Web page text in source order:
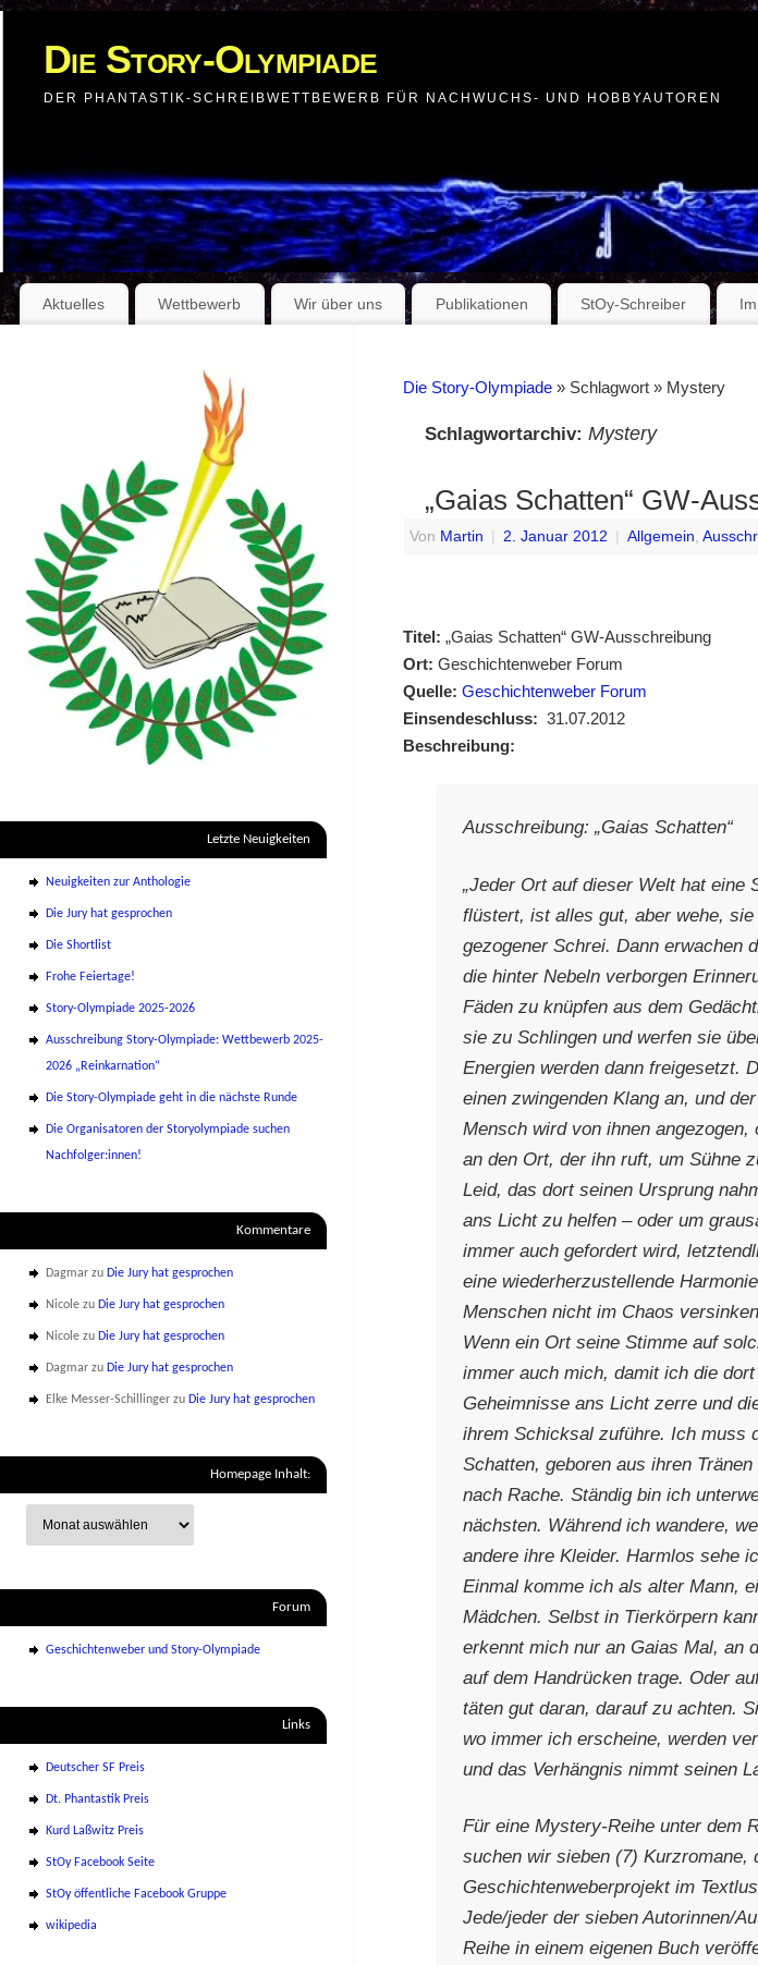
Die Story-Olympiade
DER PHANTASTIK-SCHREIBWETTBEWERB FÜR NACHWUCHS- UND HOBBYAUTOREN
Aktuelles Wettbewerb Wir über uns Publikationen StOy-Schreiber
Die Story-Olympiade » Schlagwort » Mystery
Schlagwortarchiv: Mystery
„Gaias Schatten“ GW-
Von Martin 2. Januar 2012 Allgemein,
Titel: „Gaias Schatten“ GW-Ausschreibung
Ort: Geschichtenweber Forum
Quelle: Geschichtenweber Forum
Einsendeschluss: 31.07.2012
Beschreibung:
Ausschreibung: „Gaias Schatten“
„Jeder Ort auf dieser Welt hat eine
flüstert, ist alles gut, aber wehe,
gezogener Schrei. Dann erwachen
die hinter Nebeln verborgen
Fäden zu knüpfen aus dem
sie zu Schlingen und werfen sie
Energien werden dann freigesetzt.
einen zwingenden Klang an, und
Mensch wird von ihnen
an den Ort, der ihn ruft, um Sühne
Leid, das dort seinen Ursprung
ans Licht zu helfen – oder um
immer auch gefordert wird,
eine wiederherzustellende
Menschen nicht im Chaos versinken.
Wenn ein Ort seine Stimme auf
immer auch mich, damit ich die
Geheimnisse ans Licht zerre und
ihrem Schicksal zuführe. Ich muss
Schatten, geboren aus ihren
nach Rache. Ständig bin ich
nächsten. Während ich wandere,
andere ihre Kleider. Harmlos sehe
Einmal komme ich als alter Mann,
Mädchen. Selbst in Tierkörpern
erkennt mich nur an Gaias Mal, an
auf dem Handrücken trage. Oder
täten gut daran, darauf zu achten.
wo immer ich erscheine, werden
und das Verhängnis nimmt seinen
Für eine Mystery-Reihe unter dem
suchen wir sieben (7) Kurzromane,
Geschichtenweberprojekt im
Jede/jeder der sieben Autorinnen/
Reihe in einem eigenen Buch
Letzte Neuigkeiten
Neuigkeiten zur Anthologie
Die Jury hat gesprochen
Die Shortlist
Frohe Feiertage!
Story-Olympiade 2025-2026
Ausschreibung Story-Olympiade: Wettbewerb 2025-
2026 „Reinkarnation“
Die Story-Olympiade geht in die nächste Runde
Die Organisatoren der Storyolympiade suchen
Nachfolger:innen!
Kommentare
Dagmar zu Die Jury hat gesprochen
Nicole zu Die Jury hat gesprochen
Nicole zu Die Jury hat gesprochen
Dagmar zu Die Jury hat gesprochen
Elke Messer-Schillinger zu Die Jury hat gesprochen
Homepage Inhalt:
Forum
Geschichtenweber und Story-Olympiade
Links
Deutscher SF Preis
Dt. Phantastik Preis
Kurd Laßwitz Preis
StOy Facebook Seite
StOy öffentliche Facebook Gruppe
wikipedia